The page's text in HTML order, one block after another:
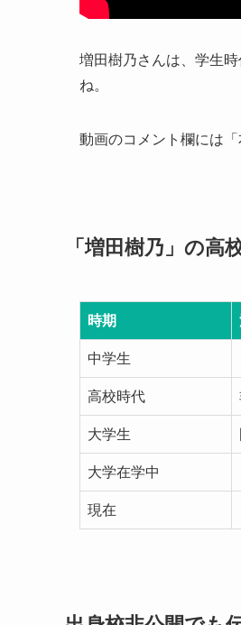
増田樹乃さんは、学生
ね。
動画のコメント欄には
「増田樹乃」の高
時期
中学生
高校時代
大学生
大学在学中
現在